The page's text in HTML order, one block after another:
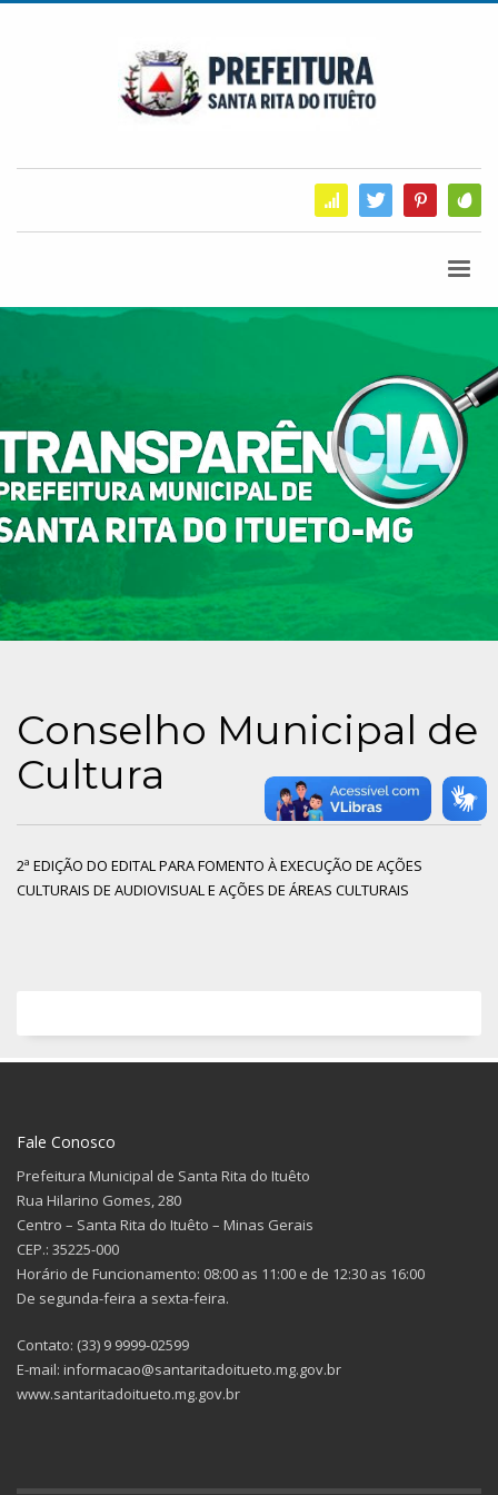
Conselho Municipal de
Cultura
2ª EDIÇÃO DO EDITAL PARA FOMENTO À EXECUÇÃO DE AÇÕES
CULTURAIS DE AUDIOVISUAL E AÇÕES DE ÁREAS CULTURAIS
Fale Conosco
Prefeitura Municipal de Santa Rita do Ituêto
Rua Hilarino Gomes, 280
Centro – Santa Rita do Ituêto – Minas Gerais
CEP.: 35225-000
Horário de Funcionamento: 08:00 as 11:00 e de 12:30 as 16:00
De segunda-feira a sexta-feira.
Contato: (33) 9 9999-02599
E-mail: informacao@santaritadoitueto.mg.gov.br
www.santaritadoitueto.mg.gov.br